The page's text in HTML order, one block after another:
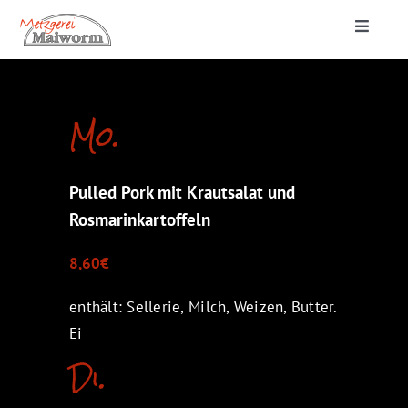
Inhalt
springen
Toggle
Lieferung & Catering
Metzgerei
Mo.
Pulled Pork mit Krautsalat und
Rosmarinkartoffeln
8,60€
enthält: Sellerie, Milch, Weizen, Butter.
Ei
Di.